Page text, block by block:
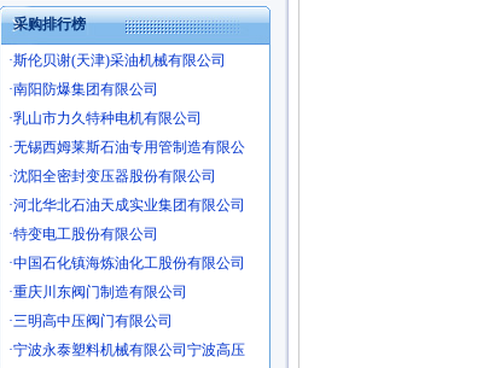
采购排行榜
·大庆油田物资集团
·斯伦贝谢(天津)采油机械有限公司
·南阳防爆集团有限公司
·乳山市力久特种电机有限公司
·无锡西姆莱斯石油专用管制造有限公
·沈阳全密封变压器股份有限公司
·河北华北石油天成实业集团有限公司
·特变电工股份有限公司
·中国石化镇海炼油化工股份有限公司
·重庆川东阀门制造有限公司
·三明高中压阀门有限公司
·宁波永泰塑料机械有限公司宁波高压
·美国钻采系统（上海）有限公司